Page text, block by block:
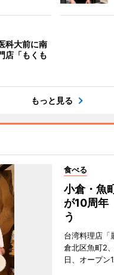
科大前に南
店「もくも
もっと見る
食べる
小倉・魚
が10周年
う
台湾料理店「
倉北区魚町2
日、オープン